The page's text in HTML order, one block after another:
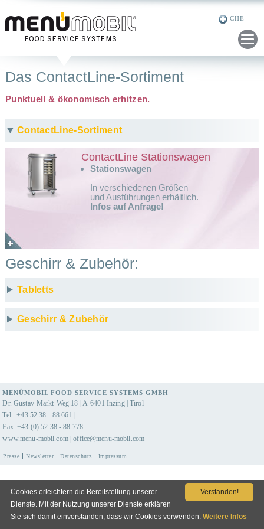
CHE
GER
ENG
Das ContactLine-Sortiment
Punktuell & ökonomisch erhitzen.
ContactLine-Sortiment
ContactLine Stationswagen
Stationswagen
In verschiedenen Größen
und Ausführungen erhältlich.
Infos auf Anfrage!
Geschirr & Zubehör:
Tabletts
Geschirr & Zubehör
MENÜMOBIL FOOD SERVICE SYSTEMS GMBH
Dr. Gustav-Markt-Weg 18 | A-6401 Inzing | Tirol
Tel.: +43 52 38 - 88 661 |
Fax: +43 (0) 52 38 - 88 778
www.menu-mobil.com|office@menu-mobil.com
Presse Newsletter Datenschutz Impressum
Verstanden!
Cookies erleichtern die Bereitstellung unserer
Dienste. Mit der Nutzung unserer Dienste erklären
Sie sich damit einverstanden, dass wir Cookies verwenden. Weitere Infos